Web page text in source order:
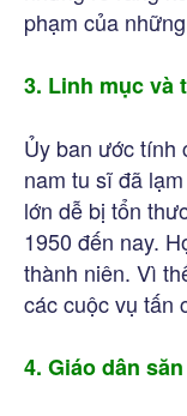
phạm của
3. Linh mục và
Ủy ban ước tính
nam tu sĩ đã
lớn dễ bị tổn
1950 đến nay.
thành niên. Vì
các cuộc vụ tấn
4. Giáo dân